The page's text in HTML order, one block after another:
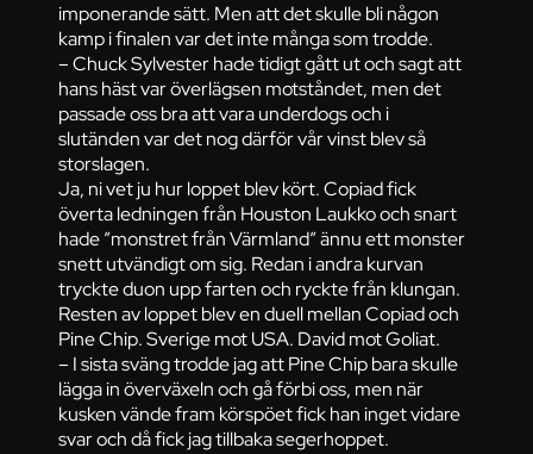
imponerande sätt. Men att det skulle bli någon
kamp i finalen var det inte många som trodde.
– Chuck Sylvester hade tidigt gått ut och sagt att
hans häst var överlägsen motståndet, men det
passade oss bra att vara underdogs och i
slutänden var det nog därför vår vinst blev så
storslagen.
Ja, ni vet ju hur loppet blev kört. Copiad fick
överta ledningen från Houston Laukko och snart
hade ”monstret från Värmland” ännu ett monster
snett utvändigt om sig. Redan i andra kurvan
tryckte duon upp farten och ryckte från klungan.
Resten av loppet blev en duell mellan Copiad och
Pine Chip. Sverige mot USA. David mot Goliat.
– I sista sväng trodde jag att Pine Chip bara skulle
lägga in överväxeln och gå förbi oss, men när
kusken vände fram körspöet fick han inget vidare
svar och då fick jag tillbaka segerhoppet.